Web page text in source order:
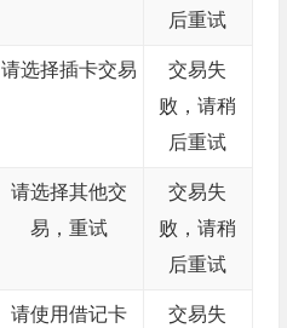
后重试
请选择插卡交易
交易失
败，请稍
后重试
请选择其他交
易，重试
交易失
败，请稍
后重试
请使用借记卡
交易失